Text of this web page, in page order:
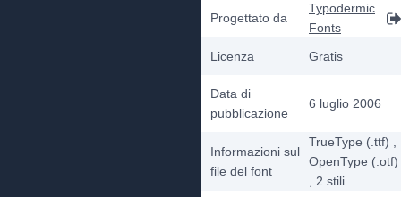
Progettato da
Typodermic
Fonts
Licenza
Gratis
Data di
pubblicazione
6 luglio 2006
Informazioni sul
file del font
TrueType (.ttf)
OpenType (.otf)
, 2 stili